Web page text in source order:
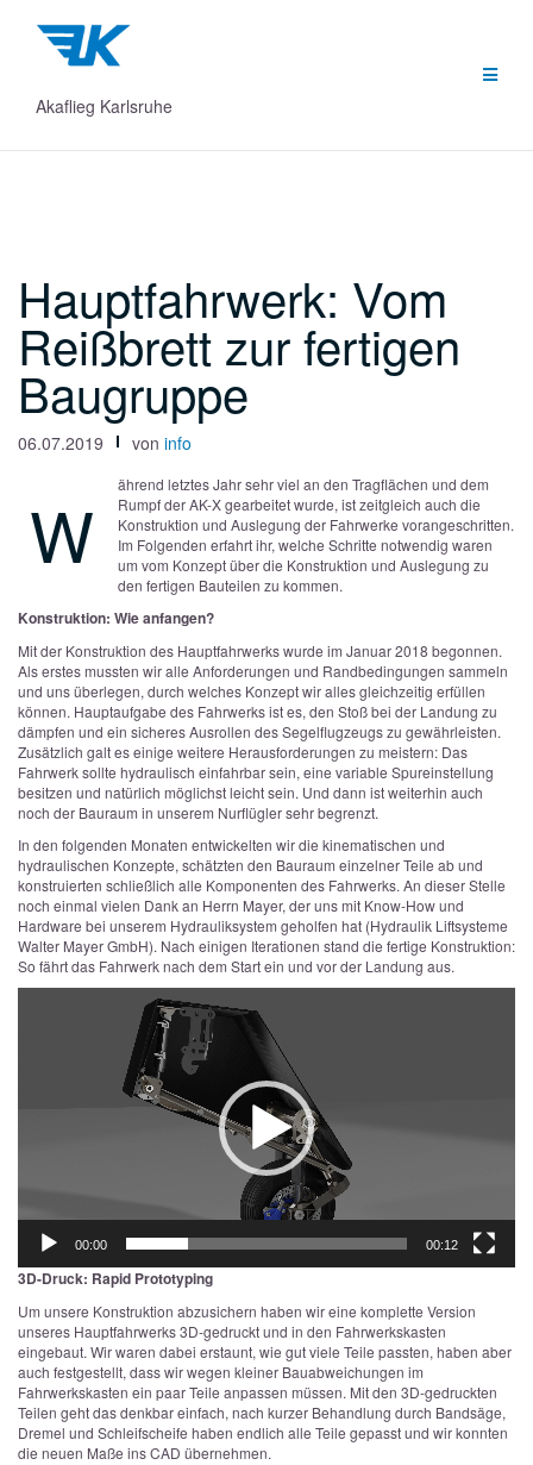
Inhalt
springen
Akaflieg Karlsruhe
Hauptfahrwerk: Vom
Reißbrett zur fertigen
Baugruppe
06.07.2019 von info
W
ährend letztes Jahr sehr viel an den Tragflächen und dem
Rumpf der AK-X gearbeitet wurde, ist zeitgleich auch die
Konstruktion und Auslegung der Fahrwerke vorangeschritten.
Im Folgenden erfahrt ihr, welche Schritte notwendig waren
um vom Konzept über die Konstruktion und Auslegung zu
den fertigen Bauteilen zu kommen.
Konstruktion: Wie anfangen?
Mit der Konstruktion des Hauptfahrwerks wurde im Januar 2018 begonnen.
Als erstes mussten wir alle Anforderungen und Randbedingungen sammeln
und uns überlegen, durch welches Konzept wir alles gleichzeitig erfüllen
können. Hauptaufgabe des Fahrwerks ist es, den Stoß bei der Landung zu
dämpfen und ein sicheres Ausrollen des Segelflugzeugs zu gewährleisten.
Zusätzlich galt es einige weitere Herausforderungen zu meistern: Das
Fahrwerk sollte hydraulisch einfahrbar sein, eine variable Spureinstellung
besitzen und natürlich möglichst leicht sein. Und dann ist weiterhin auch
noch der Bauraum in unserem Nurflügler sehr begrenzt.
In den folgenden Monaten entwickelten wir die kinematischen und
hydraulischen Konzepte, schätzten den Bauraum einzelner Teile ab und
konstruierten schließlich alle Komponenten des Fahrwerks. An dieser Stelle
noch einmal vielen Dank an Herrn Mayer, der uns mit Know-How und
Hardware bei unserem Hydrauliksystem geholfen hat (Hydraulik Liftsysteme
Walter Mayer GmbH). Nach einigen Iterationen stand die fertige Konstruktion:
So fährt das Fahrwerk nach dem Start ein und vor der Landung aus.
00:00 00:12
3D-Druck: Rapid Prototyping
Um unsere Konstruktion abzusichern haben wir eine komplette Version
unseres Hauptfahrwerks 3D-gedruckt und in den Fahrwerkskasten
eingebaut. Wir waren dabei erstaunt, wie gut viele Teile passten, haben aber
auch festgestellt, dass wir wegen kleiner Bauabweichungen im
Fahrwerkskasten ein paar Teile anpassen müssen. Mit den 3D-gedruckten
Teilen geht das denkbar einfach, nach kurzer Behandlung durch Bandsäge,
Dremel und Schleifscheife haben endlich alle Teile gepasst und wir konnten
die neuen Maße ins CAD übernehmen.